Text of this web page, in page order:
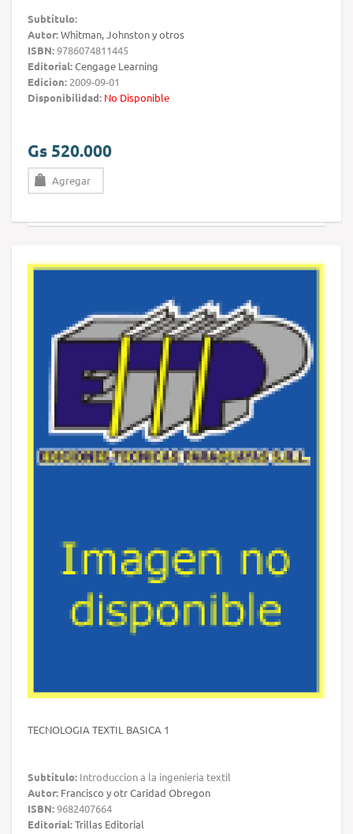
Subtítulo:
Autor:Whitman, Johnston y otros
ISBN:9786074811445
Editorial:Cengage Learning
Edicion: 2009-09-01
Disponibilidad: No Disponible
Gs 520.000
Agregar
TECNOLOGIA TEXTIL BASICA 1
Subtítulo: Introduccion a la ingenieria textil
Autor: Francisco y otr Caridad Obregon
ISBN:9682407664
Editorial:Trillas Editorial